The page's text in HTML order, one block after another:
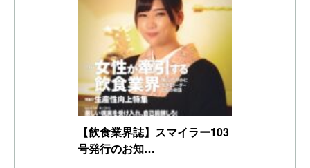
【飲食業界誌】スマイラー103
号発行のお知…